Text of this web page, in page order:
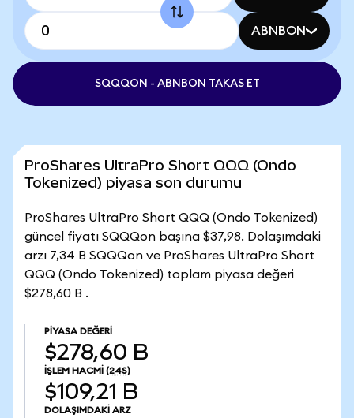
ABNBON
SQQQON - ABNBON TAKAS ET
ProShares UltraPro Short QQQ (Ondo
Tokenized) piyasa son durumu
ProShares UltraPro Short QQQ (Ondo Tokenized)
güncel fiyatı SQQQon başına $37,98. Dolaşımdaki
arzı 7,34 B SQQQon ve ProShares UltraPro Short
QQQ (Ondo Tokenized) toplam piyasa değeri
$278,60 B .
PIYASA DEĞERI
$278,60 B
İŞLEM HACMI (24S)
$109,21 B
DOLAŞIMDAKI ARZ